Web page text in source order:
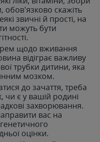
обов'язково скажіть
звичні й прості, на
можуть бути
щодо вживання
відіграє важливу
трубки дитини, яка
мозком.
до зачаття, треба
чи є у вашій родині
захворювання.
вас на
оцінки.